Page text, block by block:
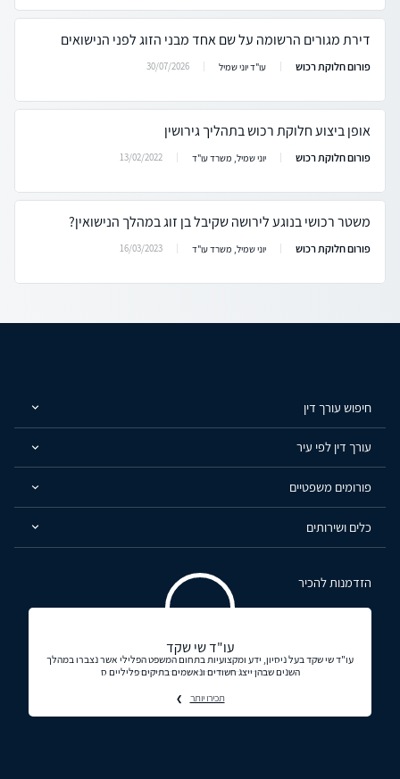
דירת מגורים הרשומה על שם אחד מבני הזוג לפני הנישואים
פורום חלוקת רכוש עו"ד יוני שמיל 30/07/2026
אופן ביצוע חלוקת רכוש בתהליך גירושין
פורום חלוקת רכוש יוני שמיל, משרד עו"ד 13/02/2022
משטר רכושי בנוגע לירושה שקיבל בן זוג במהלך הנישואין?
פורום חלוקת רכוש יוני שמיל, משרד עו"ד 16/03/2023
חיפוש עורך דין
עורך דין לפי עיר
פורומים משפטיים
כלים ושירותים
הזדמנות להכיר
עו"ד שי שקד
עו"ד שי שקד בעל ניסיון, ידע ומקצועיות בתחום המשפט הפלילי אשר נצברו במהלך
השנים שבהן ייצג חשודים ונאשמים בתיקים פליליים ס
תכירו יותר